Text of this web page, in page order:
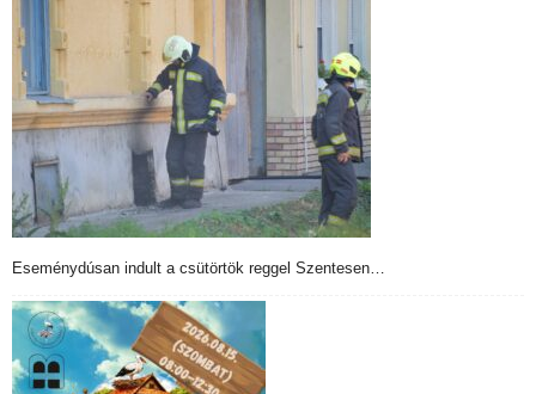
Eseménydúsan indult a csütörtök reggel Szentesen…